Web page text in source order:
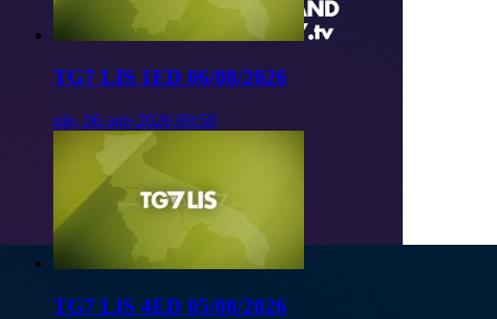
TG7 LIS 1ED 06/08/2026
gio, 06 ago 2026 09:50
TG7 LIS 4ED 05/08/2026